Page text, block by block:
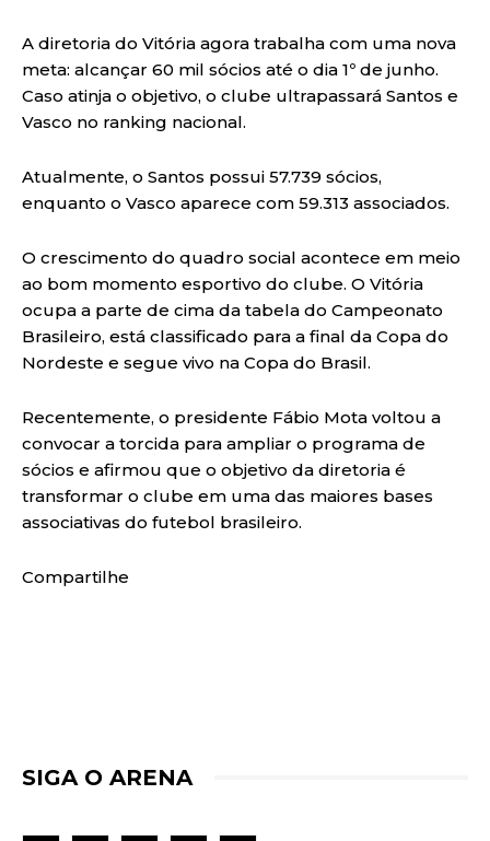
A diretoria do Vitória agora trabalha com uma nova
meta: alcançar 60 mil sócios até o dia 1º de junho.
Caso atinja o objetivo, o clube ultrapassará Santos e
Vasco no ranking nacional.
Atualmente, o Santos possui 57.739 sócios,
enquanto o Vasco aparece com 59.313 associados.
O crescimento do quadro social acontece em meio
ao bom momento esportivo do clube. O Vitória
ocupa a parte de cima da tabela do Campeonato
Brasileiro, está classificado para a final da Copa do
Nordeste e segue vivo na Copa do Brasil.
Recentemente, o presidente Fábio Mota voltou a
convocar a torcida para ampliar o programa de
sócios e afirmou que o objetivo da diretoria é
transformar o clube em uma das maiores bases
associativas do futebol brasileiro.
Compartilhe
SIGA O ARENA